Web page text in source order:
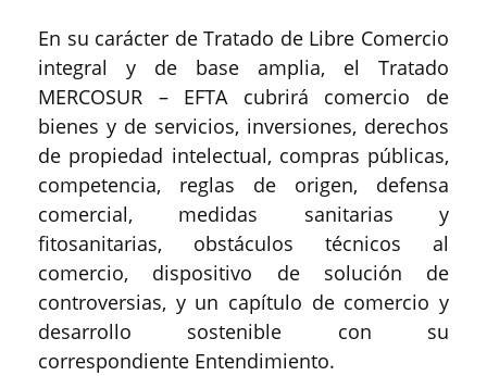
En su carácter de Tratado de Libre Comercio
integral y de base amplia, el Tratado
MERCOSUR – EFTA cubrirá comercio de
bienes y de servicios, inversiones, derechos
de propiedad intelectual, compras públicas,
competencia, reglas de origen, defensa
comercial, medidas sanitarias y
fitosanitarias, obstáculos técnicos al
comercio, dispositivo de solución de
controversias, y un capítulo de comercio y
desarrollo sostenible con su
correspondiente Entendimiento.